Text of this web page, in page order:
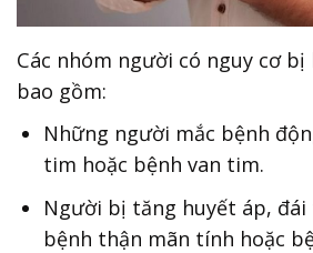
Các nhóm người có nguy cơ
bao gồm:
Những người mắc bệnh
tim hoặc bệnh van tim.
Người bị tăng huyết áp,
bệnh thận mãn tính hoặc